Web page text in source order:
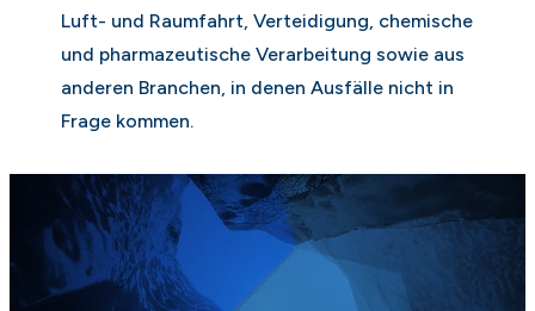
Luft- und Raumfahrt, Verteidigung, chemische
und pharmazeutische Verarbeitung sowie aus
anderen Branchen, in denen Ausfälle nicht in
Frage kommen.